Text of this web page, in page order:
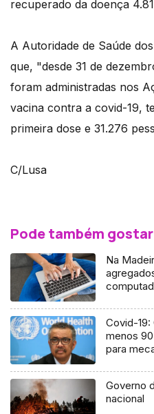
recuperado da doença
A Autoridade de Saúde
que, "desde 31 de
foram administradas nos
vacina contra a covid-19,
primeira dose e 31.276
C/Lusa
Pode também gostar
Na
Covid-
menos
para
Governo
nacional